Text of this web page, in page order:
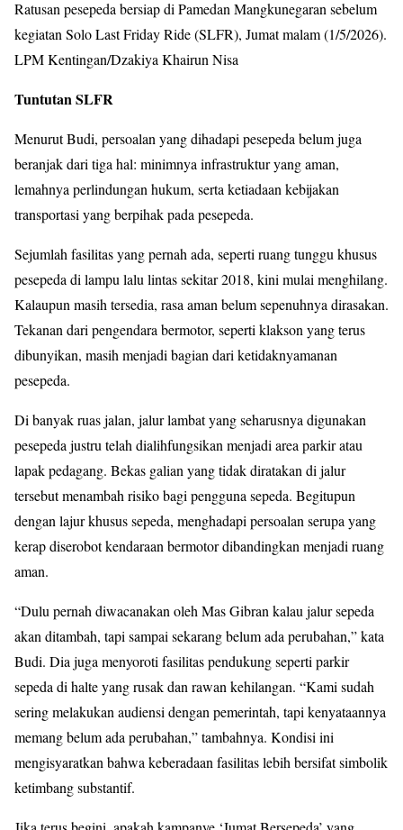
Ratusan pesepeda bersiap di Pamedan Mangkunegaran sebelum
kegiatan Solo Last Friday Ride (SLFR), Jumat malam (1/5/2026).
LPM Kentingan/Dzakiya Khairun Nisa
Tuntutan SLFR
Menurut Budi, persoalan yang dihadapi pesepeda belum juga
beranjak dari tiga hal: minimnya infrastruktur yang aman,
lemahnya perlindungan hukum, serta ketiadaan kebijakan
transportasi yang berpihak pada pesepeda.
Sejumlah fasilitas yang pernah ada, seperti ruang tunggu khusus
pesepeda di lampu lalu lintas sekitar 2018, kini mulai menghilang.
Kalaupun masih tersedia, rasa aman belum sepenuhnya dirasakan.
Tekanan dari pengendara bermotor, seperti klakson yang terus
dibunyikan, masih menjadi bagian dari ketidaknyamanan
pesepeda.
Di banyak ruas jalan, jalur lambat yang seharusnya digunakan
pesepeda justru telah dialihfungsikan menjadi area parkir atau
lapak pedagang. Bekas galian yang tidak diratakan di jalur
tersebut menambah risiko bagi pengguna sepeda. Begitupun
dengan lajur khusus sepeda, menghadapi persoalan serupa yang
kerap diserobot kendaraan bermotor dibandingkan menjadi ruang
aman.
“Dulu pernah diwacanakan oleh Mas Gibran kalau jalur sepeda
akan ditambah, tapi sampai sekarang belum ada perubahan,” kata
Budi. Dia juga menyoroti fasilitas pendukung seperti parkir
sepeda di halte yang rusak dan rawan kehilangan. “Kami sudah
sering melakukan audiensi dengan pemerintah, tapi kenyataannya
memang belum ada perubahan,” tambahnya. Kondisi ini
mengisyaratkan bahwa keberadaan fasilitas lebih bersifat simbolik
ketimbang substantif.